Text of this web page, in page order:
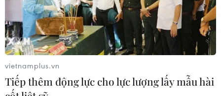
Số lượng doanh nghiệp vừa, nhỏ,
siêu nhỏ Cuba tăng mạnh, vượt mốc
15.600
03/08/2026 02:15
Người tiêu dùng Mỹ tìm đến chợ
nông sản sau đợt bùng phát ký sinh
vietnamplus.vn
Tiếp thêm động lực cho lực lượng lấy mẫu hài